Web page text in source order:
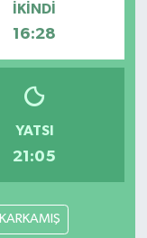
İKINDI
16:28
YATSI
21:05
KARKAMIŞ